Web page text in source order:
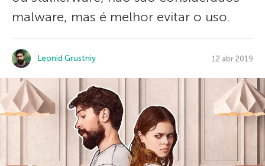
malware, mas é melhor evitar o uso.
Leonid Grustniy 12 abr 2019